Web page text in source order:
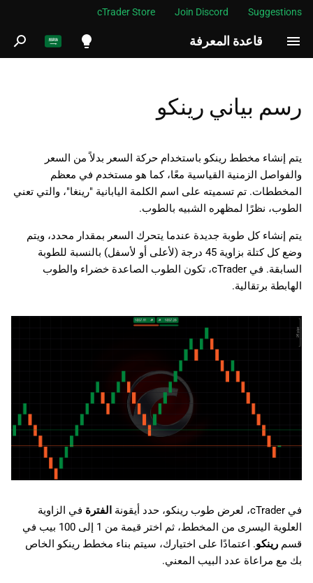
cTrader Store Join Discord Suggestions
قاعدة المعرفة
العربية
Indonesia
Tiếng Việt
한국어
ب
ح
رسم بياني رينكو
يتم إنشاء مخطط رينكو باستخدام حركة السعر بدلاً من السعر
والفواصل الزمنية القياسية معًا، كما هو مستخدم في معظم
المخططات. تم تسميته على اسم الكلمة اليابانية "رينغا"، والتي تعني
الطوب، نظرًا لمظهره الشبيه بالطوب.
يتم إنشاء كل طوبة جديدة عندما يتحرك السعر بمقدار محدد، ويتم
وضع كل كتلة بزاوية 45 درجة (لأعلى أو لأسفل) بالنسبة للطوبة
السابقة. في cTrader، تكون الطوب الصاعدة خضراء والطوب
الهابطة برتقالية.
في cTrader، لعرض طوب رينكو، حدد أيقونة الفترة في الزاوية
العلوية اليسرى من المخطط، ثم اختر قيمة من 1 إلى 100 بيب في
قسم رينكو. اعتمادًا على اختيارك، سيتم بناء مخطط رينكو الخاص
بك مع مراعاة عدد البيب المعني.